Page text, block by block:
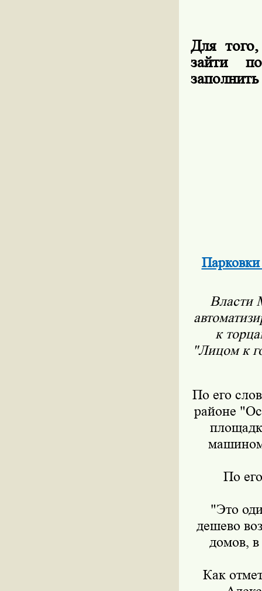
Для
зайти
Парковки
Власти
к
"Лицом к
По его
районе
По
"Это
дешево
домов,
Как